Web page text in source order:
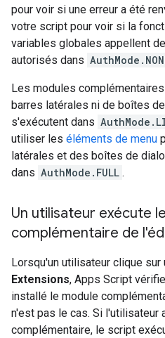
pour voir si une erreur a été
votre script pour voir si la
variables globales appellent
autorisés dans
Les modules
barres latérales ni de boîtes
s'exécutent dans
utiliser les éléments de menu
latérales et des boîtes de
dans AuthMode.FULL .
Un utilisateur exécute
complémentaire de
Lorsqu'un utilisateur clique sur
Extensions, Apps Script
installé le module
n'est pas le cas. Si l'utilisateur
complémentaire, le script